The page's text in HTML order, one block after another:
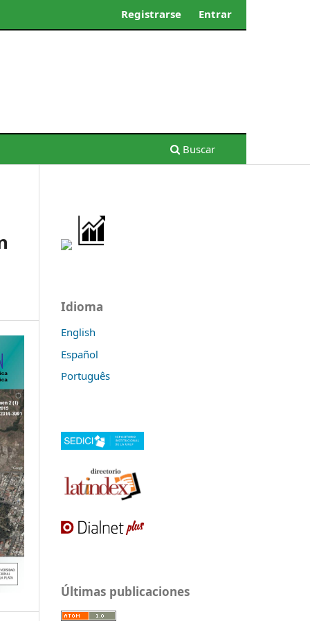
Buscar
Registrarse Entrar
Idioma
English
Español
Português
Últimas publicaciones